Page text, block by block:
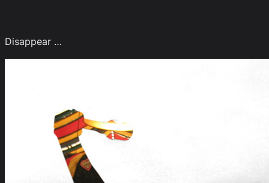
Disappear …